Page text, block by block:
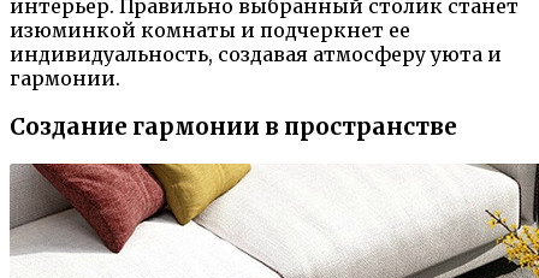
интерьер. Правильно выбранный столик станет
изюминкой комнаты и подчеркнет ее
индивидуальность, создавая атмосферу уюта и
гармонии.
Создание гармонии в пространстве